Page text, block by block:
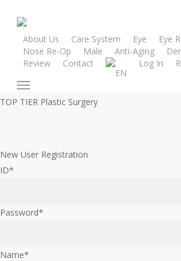
content
About Us Care System Eye Eye
Nose Re-Op
Male Anti-Aging
Review
Contact
EN
Log In
Menu
TOP TIER Plastic Surgery
New User Registration
ID*
Password*
Name*